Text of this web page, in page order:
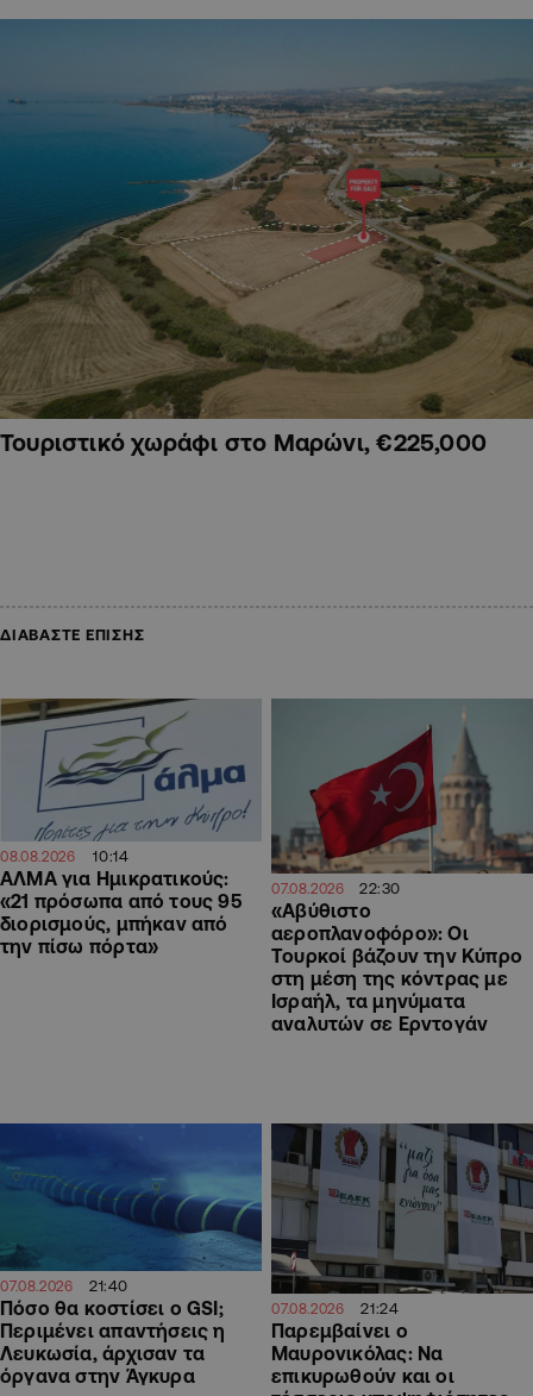
Τουριστικό χωράφι στο Μαρώνι, €225,000
ΔΙΑΒΑΣΤΕ ΕΠΙΣΗΣ
08.08.2026 10:14
ΑΛΜΑ για Ημικρατικούς:
«21 πρόσωπα από τους 95
διορισμούς, μπήκαν από
την πίσω πόρτα»
07.08.2026 22:30
«Αβύθιστο
αεροπλανοφόρο»: Οι
Τουρκοί βάζουν την Κύπρο
στη μέση της κόντρας με
Ισραήλ, τα μηνύματα
αναλυτών σε Ερντογάν
07.08.2026 21:40
Πόσο θα κοστίσει ο GSI;
Περιμένει απαντήσεις η
Λευκωσία, άρχισαν τα
όργανα στην Άγκυρα
07.08.2026 21:24
Παρεμβαίνει ο
Μαυρονικόλας: Να
επικυρωθούν και οι